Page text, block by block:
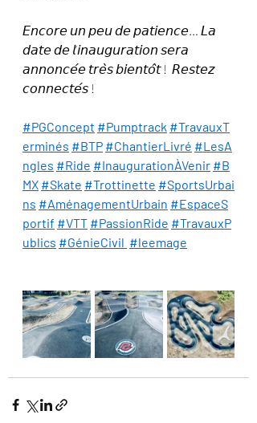
𝘌𝘯𝘤𝘰𝘳𝘦 𝘶𝘯 𝘱𝘦𝘶 𝘥𝘦 𝘱𝘢𝘵𝘪𝘦𝘯𝘤𝘦… 𝘓𝘢
𝘥𝘢𝘵𝘦 𝘥𝘦 𝘭’𝘪𝘯𝘢𝘶𝘨𝘶𝘳𝘢𝘵𝘪𝘰𝘯 𝘴𝘦𝘳𝘢
𝘢𝘯𝘯𝘰𝘯𝘤𝘦́𝘦 𝘵𝘳𝘦̀𝘴 𝘣𝘪𝘦𝘯𝘵𝘰̂𝘵 !  𝘙𝘦𝘴𝘵𝘦𝘻
𝘤𝘰𝘯𝘯𝘦𝘤𝘵𝘦́𝘴 !
#PGConcept #Pumptrack #TravauxT
erminés #BTP #ChantierLivré #LesA
ngles #Ride #InaugurationÀVenir #B
MX #Skate #Trottinette #SportsUrbai
ns #AménagementUrbain #EspaceS
portif #VTT #PassionRide #TravauxP
ublics #GénieCivil #leemage